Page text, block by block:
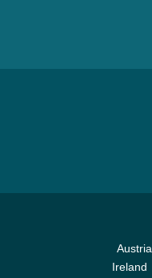
Austria
Ireland